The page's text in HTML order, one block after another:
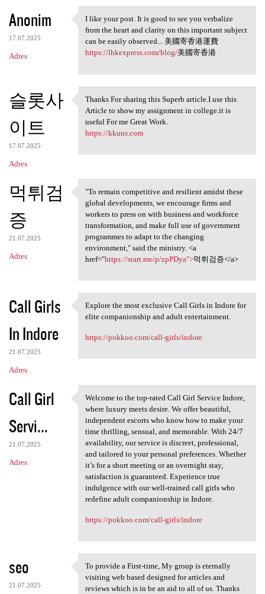
Anonim
17.07.2025
Adres
I like your post. It is good
I like your post. It is good to see you verbalize
from the heart and clarity on this important subject
can be easily observed... 美國寄香港運費
https://lhkexpress.com/blog/美國寄香港
슬롯사
이트
17.07.2025
Adres
Thanks For sharing this
Thanks For sharing this Superb article.I use this
Article to show my assignment in college.it is
useful For me Great Work.
https://kkuns.com
먹튀검
증
21.07.2025
Adres
"To remain competitive and
"To remain competitive and resilient amidst these
global developments, we encourage firms and
workers to press on with business and workforce
transformation, and make full use of government
programmes to adapt to the changing
environment," said the ministry. <a
href="https://start.me/p/zpPDya">먹튀검증</a>
Call Girls
In Indore
21.07.2025
Adres
Explore the most exclusive
Explore the most exclusive Call Girls in Indore for
elite companionship and adult entertainment.
https://pokkoo.com/call-girls/indore
Call Girl
Servi...
21.07.2025
Adres
Welcome to the top-rated Call
Welcome to the top-rated Call Girl Service Indore,
where luxury meets desire. We offer beautiful,
independent escorts who know how to make your
time thrilling, sensual, and memorable. With 24/7
availability, our service is discreet, professional,
and tailored to your personal preferences. Whether
it’s for a short meeting or an overnight stay,
satisfaction is guaranteed. Experience true
indulgence with our well-trained call girls who
redefine adult companionship in Indore.
https://pokkoo.com/call-girls/indore
seo
21.07.2025
To provide a First-time, My
To provide a First-time, My group is eternally
visiting web based designed for articles and
reviews which is in be an aid to all of us. Thanks